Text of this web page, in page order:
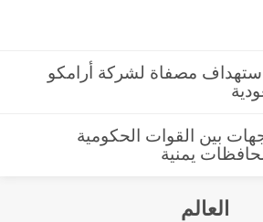
استهداف مصفاة لشركة أرامكو
بين القوات الحكومية
العالم